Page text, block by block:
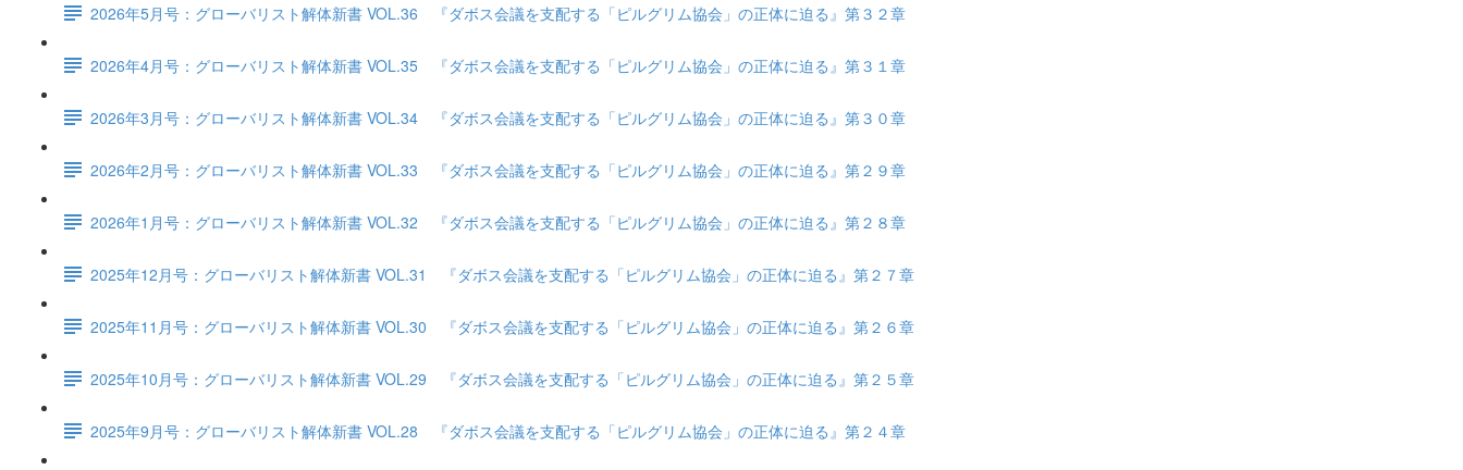
2026年5月号：グローバリスト解体新書 VOL.36 『ダボス会議を支配する「ピルグリム協会」の正体に迫る』第３２章
2026年4月号：グローバリスト解体新書 VOL.35 『ダボス会議を支配する「ピルグリム協会」の正体に迫る』第３１章
2026年3月号：グローバリスト解体新書 VOL.34 『ダボス会議を支配する「ピルグリム協会」の正体に迫る』第３０章
2026年2月号：グローバリスト解体新書 VOL.33 『ダボス会議を支配する「ピルグリム協会」の正体に迫る』第２９章
2026年1月号：グローバリスト解体新書 VOL.32 『ダボス会議を支配する「ピルグリム協会」の正体に迫る』第２８章
2025年12月号：グローバリスト解体新書 VOL.31 『ダボス会議を支配する「ピルグリム協会」の正体に迫る』第２７章
2025年11月号：グローバリスト解体新書 VOL.30 『ダボス会議を支配する「ピルグリム協会」の正体に迫る』第２６章
2025年10月号：グローバリスト解体新書 VOL.29 『ダボス会議を支配する「ピルグリム協会」の正体に迫る』第２５章
2025年9月号：グローバリスト解体新書 VOL.28 『ダボス会議を支配する「ピルグリム協会」の正体に迫る』第２４章